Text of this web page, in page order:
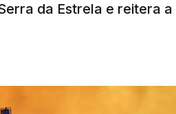
da Estrela e reitera a